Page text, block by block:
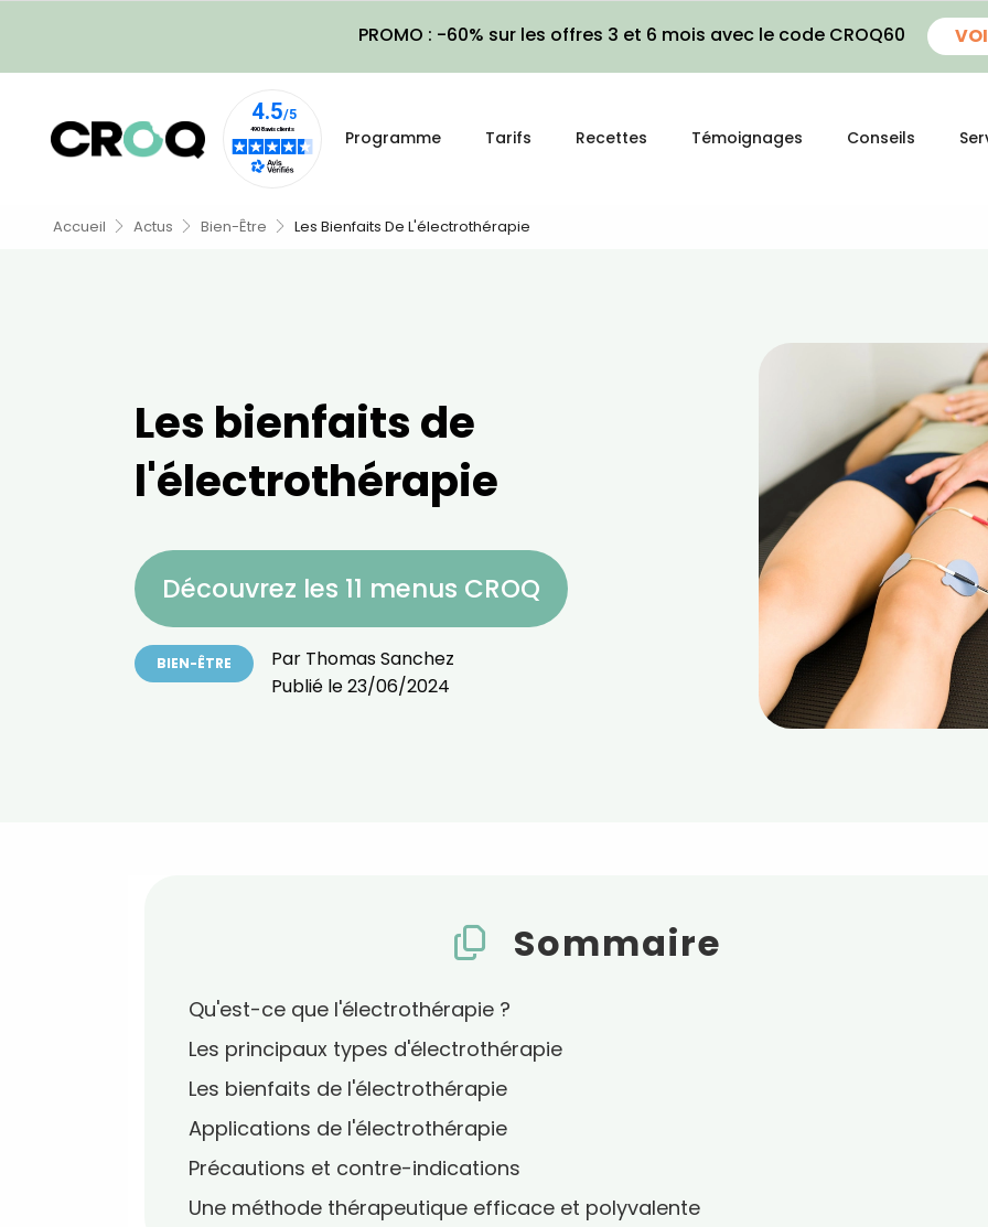
PROMO : -60% sur les offres 3 et 6 mois avec le code CROQ60
Programme Tarifs Recettes Témoignages Conseils
Accueil Actus Bien-Être Les Bienfaits De L'électrothérapie
Les bienfaits de
l'électrothérapie
Découvrez les 11 menus CROQ
BIEN-ÊTRE Par Thomas Sanchez
Publié le23/06/2024
Sommaire
Qu'est-ce que l'électrothérapie ?
Les principaux types d'électrothérapie
Les bienfaits de l'électrothérapie
Applications de l'électrothérapie
Précautions et contre-indications
Une méthode thérapeutique efficace et polyvalente